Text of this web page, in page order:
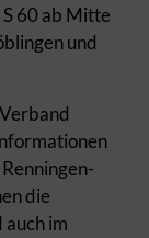
60 ab Mitte
und
die
im